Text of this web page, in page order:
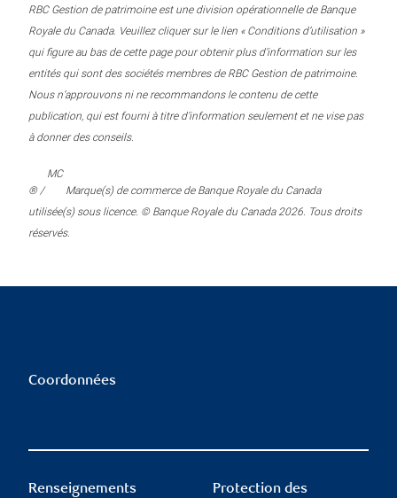
RBC Gestion de patrimoine est une division opérationnelle de Banque
Royale du Canada. Veuillez cliquer sur le lien « Conditions d’utilisation »
qui figure au bas de cette page pour obtenir plus d’information sur les
entités qui sont des sociétés membres de RBC Gestion de patrimoine.
Nous n’approuvons ni ne recommandons le contenu de cette
publication, qui est fourni à titre d’information seulement et ne vise pas
à donner des conseils.
® /
MC
Marque(s) de commerce de Banque Royale du Canada
utilisée(s) sous licence. © Banque Royale du Canada 2026. Tous droits
réservés.
Coordonnées
Renseignements
Protection des